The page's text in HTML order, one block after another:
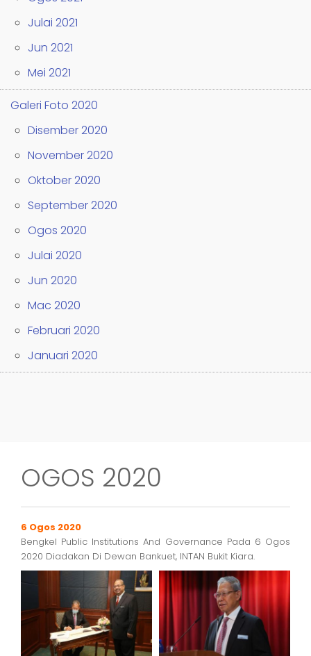
Julai 2021
Jun 2021
Mei 2021
Galeri Foto 2020
Disember 2020
November 2020
Oktober 2020
September 2020
Ogos 2020
Julai 2020
Jun 2020
Mac 2020
Februari 2020
Januari 2020
OGOS 2020
6 Ogos 2020
Bengkel Public Institutions And Governance Pada 6 Ogos
2020 Diadakan Di Dewan Bankuet, INTAN Bukit Kiara.